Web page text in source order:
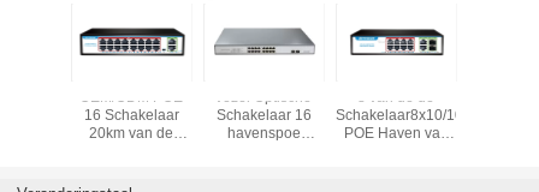
RJ45-
OEM/ODM POE
16 Schakelaar
20km van de
Opstraalverbindingshaven
vezel Optische
Schakelaar 16
havenspoe
8 van de de
Schakelaar8x10/100/
POE Haven van